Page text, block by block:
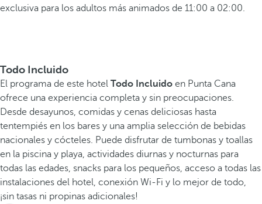
exclusiva para los adultos más animados de 11:00 a 02:00.
Todo Incluido
El programa de este hotel Todo Incluido en Punta Cana
ofrece una experiencia completa y sin preocupaciones.
Desde desayunos, comidas y cenas deliciosas hasta
tentempiés en los bares y una amplia selección de bebidas
nacionales y cócteles. Puede disfrutar de tumbonas y toallas
en la piscina y playa, actividades diurnas y nocturnas para
todas las edades, snacks para los pequeños, acceso a todas las
instalaciones del hotel, conexión Wi-Fi y lo mejor de todo,
¡sin tasas ni propinas adicionales!